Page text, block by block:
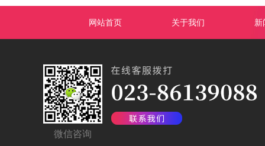
网站首页 关于我们 新
微信咨询